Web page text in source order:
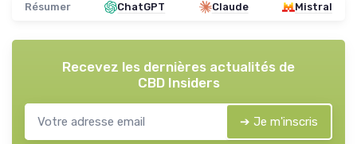
Résumer ChatGPT Claude Mistral
Recevez les dernières actualités de
CBD Insiders
➔ Je m'inscris